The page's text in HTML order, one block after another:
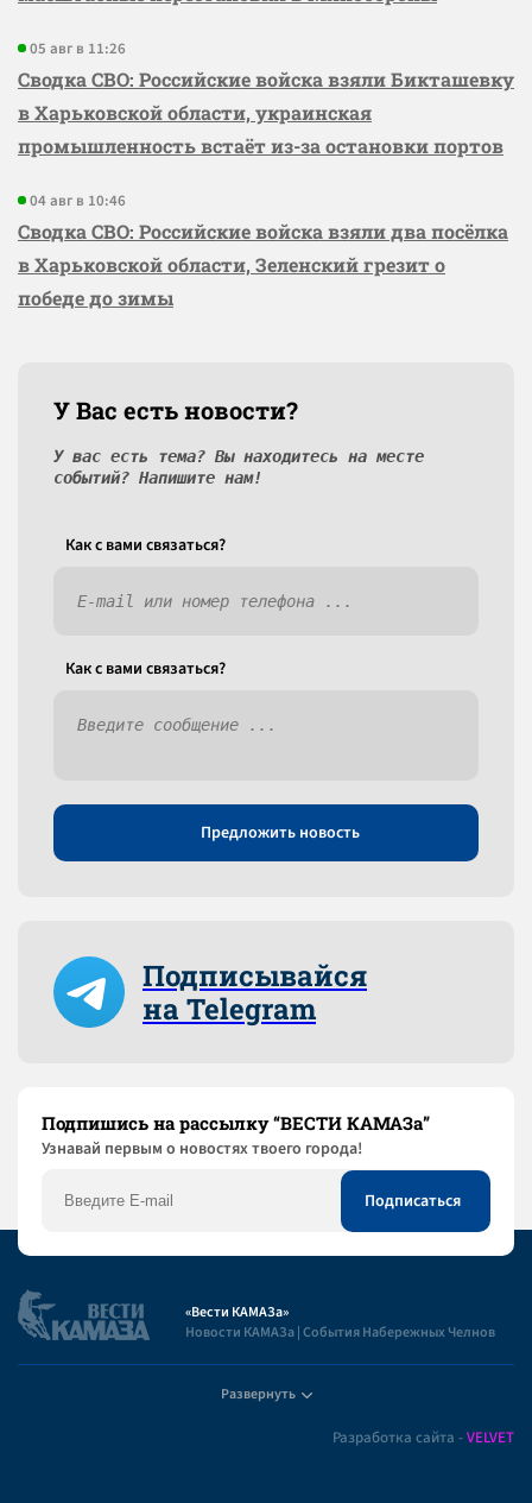
05 авг в 11:26
Сводка СВО: Российские войска взяли Бикташевку
в Харьковской области, украинская
промышленность встаёт из-за остановки портов
04 авг в 10:46
Сводка СВО: Российские войска взяли два посёлка
в Харьковской области, Зеленский грезит о
победе до зимы
У Вас есть новости?
У вас есть тема? Вы находитесь на месте
событий? Напишите нам!
Как c вами связаться?
Как c вами связаться?
Предложить новость
Подписывайся
на Telegram
Подпишись на рассылку “ВЕСТИ КАМАЗа”
Узнaвай первым о новостях твоего города!
«Вести КАМАЗа»
Новости КАМАЗа | События Набережных Челнов
Развернуть
Разработка сайта -VELVET